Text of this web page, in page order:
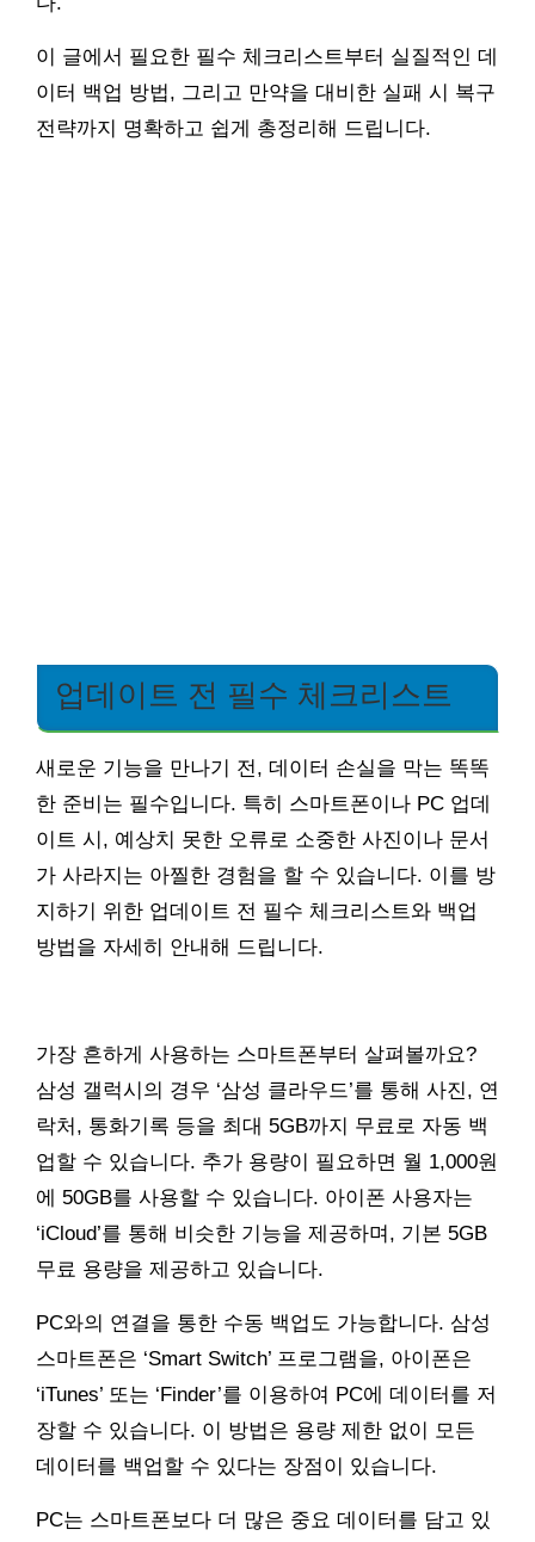
이 글에서 필요한 필수 체크리스트부터 실질적인 데
이터 백업 방법, 그리고 만약을 대비한 실패 시 복구
전략까지 명확하고 쉽게 총정리해 드립니다.
업데이트 전 필수 체크리스트
새로운 기능을 만나기 전, 데이터 손실을 막는 똑똑
한 준비는 필수입니다. 특히 스마트폰이나 PC 업데
이트 시, 예상치 못한 오류로 소중한 사진이나 문서
가 사라지는 아찔한 경험을 할 수 있습니다. 이를 방
지하기 위한 업데이트 전 필수 체크리스트와 백업
방법을 자세히 안내해 드립니다.
가장 흔하게 사용하는 스마트폰부터 살펴볼까요?
삼성 갤럭시의 경우 ‘삼성 클라우드’를 통해 사진, 연
락처, 통화기록 등을 최대 5GB까지 무료로 자동 백
업할 수 있습니다. 추가 용량이 필요하면 월 1,000원
에 50GB를 사용할 수 있습니다. 아이폰 사용자는
‘iCloud’를 통해 비슷한 기능을 제공하며, 기본 5GB
무료 용량을 제공하고 있습니다.
PC와의 연결을 통한 수동 백업도 가능합니다. 삼성
스마트폰은 ‘Smart Switch’ 프로그램을, 아이폰은
‘iTunes’ 또는 ‘Finder’를 이용하여 PC에 데이터를 저
장할 수 있습니다. 이 방법은 용량 제한 없이 모든
데이터를 백업할 수 있다는 장점이 있습니다.
PC는 스마트폰보다 더 많은 중요 데이터를 담고 있